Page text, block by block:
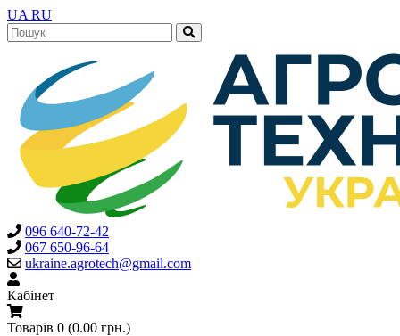
UA RU
096 640-72-42
067 650-96-64
ukraine.agrotech@gmail.com
Кабінет
Товарів 0 (0.00 грн.)